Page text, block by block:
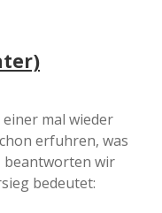
mal wieder
erfuhren, was
beantworten wir
bedeutet: